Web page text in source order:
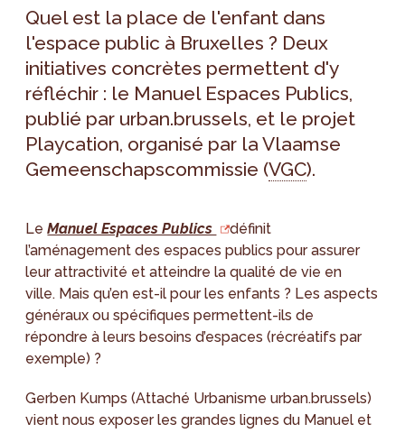
Quel est la place de l'enfant dans
l'espace public à Bruxelles ? Deux
initiatives concrètes permettent d'y
réfléchir : le Manuel Espaces Publics,
publié par urban.brussels, et le projet
Playcation, organisé par la Vlaamse
Gemeenschapscommissie (VGC).
LeManuel Espaces Publics
définit
l’aménagement des espaces publics pour assurer
leur attractivité et atteindre la qualité de vie en
ville. Mais qu’en est-il pour les enfants ? Les aspects
généraux ou spécifiques permettent-ils de
répondre à leurs besoins d’espaces (récréatifs par
exemple) ?
Gerben Kumps (Attaché Urbanisme urban.brussels)
vient nous exposer les grandes lignes du Manuel et